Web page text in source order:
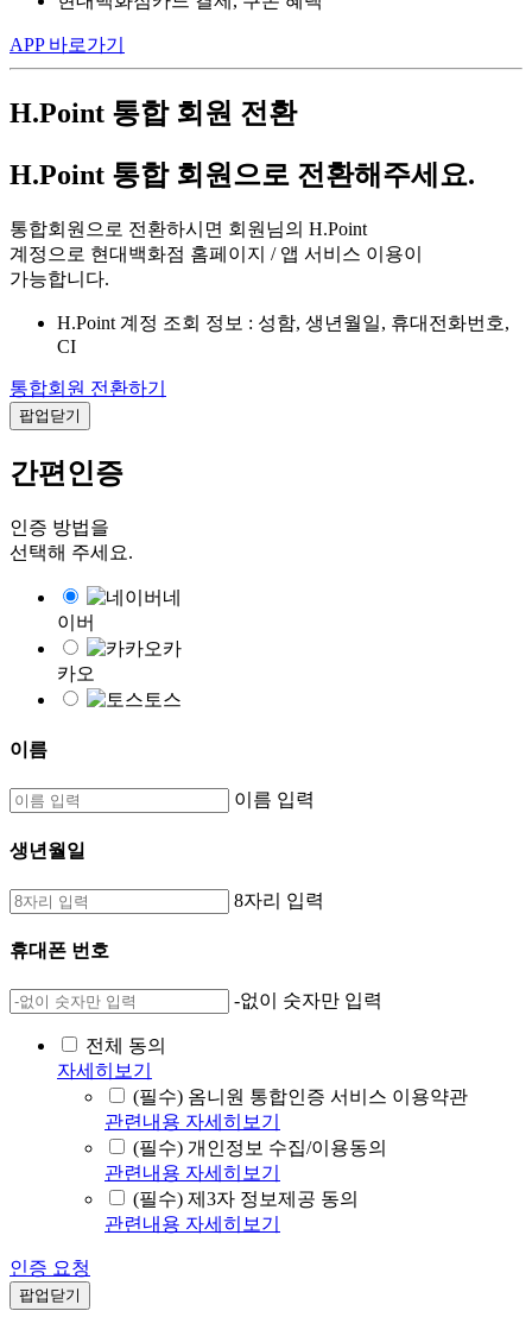
APP 바로가기
H.Point 통합 회원 전환
H.Point 통합 회원으로 전환해주세요.
통합회원으로 전환하시면 회원님의 H.Point
계정으로 현대백화점 홈페이지 / 앱 서비스 이용이
가능합니다.
H.Point 계정 조회 정보 : 성함, 생년월일, 휴대전화번호,
CI
통합회원 전환하기
팝업닫기
간편인증
인증 방법을
선택해 주세요.
네
이버
카
카오
토스
이름
이름 입력
생년월일
8자리 입력
휴대폰 번호
-없이 숫자만 입력
전체 동의
자세히보기
(필수) 옴니원 통합인증 서비스 이용약관
관련내용 자세히보기
(필수) 개인정보 수집/이용동의
관련내용 자세히보기
(필수) 제3자 정보제공 동의
관련내용 자세히보기
인증 요청
팝업닫기